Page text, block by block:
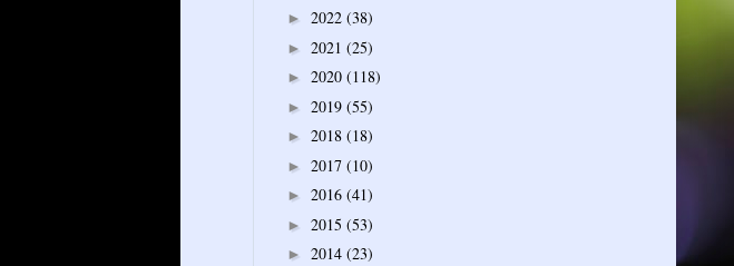
► 2022 (38)
► 2021 (25)
► 2020 (118)
► 2019 (55)
► 2018 (18)
► 2017 (10)
► 2016 (41)
► 2015 (53)
► 2014 (23)